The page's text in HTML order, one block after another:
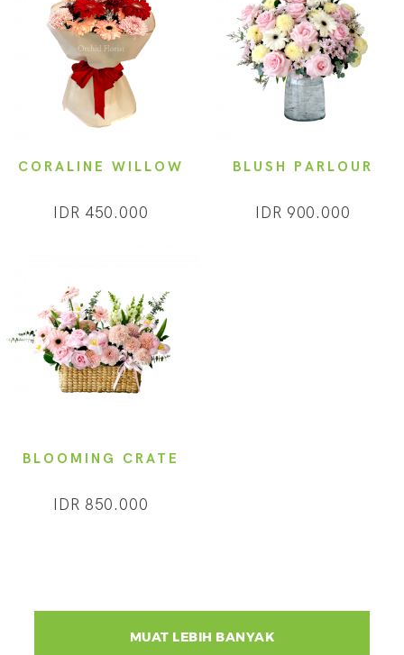
CORALINE WILLOW
IDR 450.000
BLUSH PARLOUR
IDR 900.000
BLOOMING CRATE
IDR 850.000
MUAT LEBIH BANYAK